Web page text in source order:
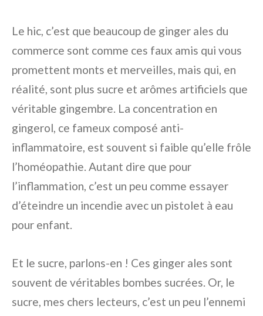
Le hic, c’est que beaucoup de ginger ales du
commerce sont comme ces faux amis qui vous
promettent monts et merveilles, mais qui, en
réalité, sont plus sucre et arômes artificiels que
véritable gingembre. La concentration en
gingerol, ce fameux composé anti-
inflammatoire, est souvent si faible qu’elle frôle
l’homéopathie. Autant dire que pour
l’inflammation, c’est un peu comme essayer
d’éteindre un incendie avec un pistolet à eau
pour enfant.
Et le sucre, parlons-en ! Ces ginger ales sont
souvent de véritables bombes sucrées. Or, le
sucre, mes chers lecteurs, c’est un peu l’ennemi